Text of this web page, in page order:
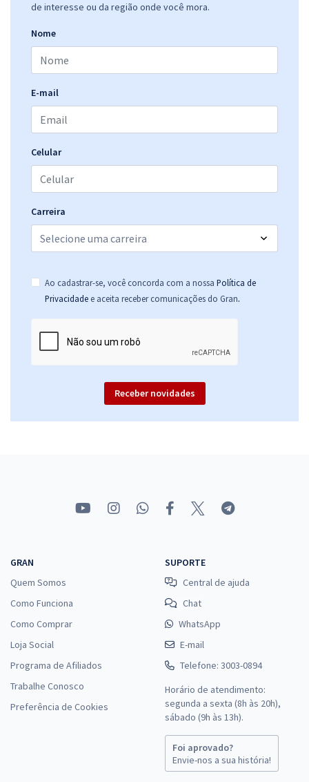
de interesse ou da região onde você mora.
Nome
E-mail
Celular
Carreira
Ao cadastrar-se, você concorda com a nossa Política de
Privacidade e aceita receber comunicações do Gran.
Receber novidades
GRAN
Quem Somos
Como Funciona
Como Comprar
Loja Social
Programa de Afiliados
Trabalhe Conosco
Preferência de Cookies
SUPORTE
Central de ajuda
Chat
WhatsApp
E-mail
Telefone: 3003-0894
Horário de atendimento:
segunda a sexta (8h às 20h),
sábado (9h às 13h).
Foi aprovado?
Envie-nos a sua história!